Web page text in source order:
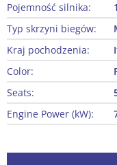
Pojemność silnika:
Typ skrzyni biegów:
Kraj pochodzenia:
Color:
Seats:
Engine Power (kW):